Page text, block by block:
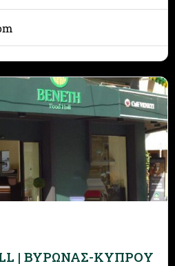
| ΒΥΡΩΝΑΣ-ΚΥΠΡΟΥ